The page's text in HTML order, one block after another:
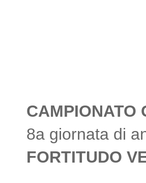
CAMPIONATO
8a giornata di
FORTITUDO